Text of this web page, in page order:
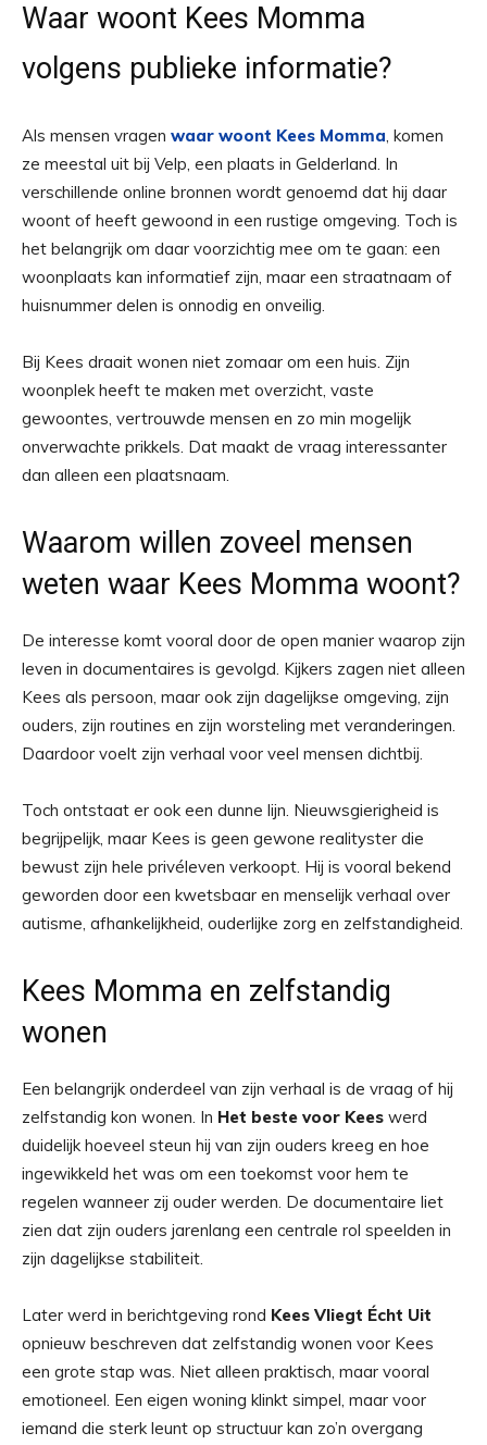
Waar woont Kees Momma
volgens publieke informatie?
Als mensen vragen waar woont Kees Momma, komen
ze meestal uit bij Velp, een plaats in Gelderland. In
verschillende online bronnen wordt genoemd dat hij daar
woont of heeft gewoond in een rustige omgeving. Toch is
het belangrijk om daar voorzichtig mee om te gaan: een
woonplaats kan informatief zijn, maar een straatnaam of
huisnummer delen is onnodig en onveilig.
Bij Kees draait wonen niet zomaar om een huis. Zijn
woonplek heeft te maken met overzicht, vaste
gewoontes, vertrouwde mensen en zo min mogelijk
onverwachte prikkels. Dat maakt de vraag interessanter
dan alleen een plaatsnaam.
Waarom willen zoveel mensen
weten waar Kees Momma woont?
De interesse komt vooral door de open manier waarop zijn
leven in documentaires is gevolgd. Kijkers zagen niet alleen
Kees als persoon, maar ook zijn dagelijkse omgeving, zijn
ouders, zijn routines en zijn worsteling met veranderingen.
Daardoor voelt zijn verhaal voor veel mensen dichtbij.
Toch ontstaat er ook een dunne lijn. Nieuwsgierigheid is
begrijpelijk, maar Kees is geen gewone realityster die
bewust zijn hele privéleven verkoopt. Hij is vooral bekend
geworden door een kwetsbaar en menselijk verhaal over
autisme, afhankelijkheid, ouderlijke zorg en zelfstandigheid.
Kees Momma en zelfstandig
wonen
Een belangrijk onderdeel van zijn verhaal is de vraag of hij
zelfstandig kon wonen. In Het beste voor Kees werd
duidelijk hoeveel steun hij van zijn ouders kreeg en hoe
ingewikkeld het was om een toekomst voor hem te
regelen wanneer zij ouder werden. De documentaire liet
zien dat zijn ouders jarenlang een centrale rol speelden in
zijn dagelijkse stabiliteit.
Later werd in berichtgeving rond Kees Vliegt Écht Uit
opnieuw beschreven dat zelfstandig wonen voor Kees
een grote stap was. Niet alleen praktisch, maar vooral
emotioneel. Een eigen woning klinkt simpel, maar voor
iemand die sterk leunt op structuur kan zo’n overgang